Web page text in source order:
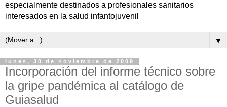
especialmente destinados a profesionales sanitarios
interesados en la salud infantojuvenil
▼
lunes, 30 de noviembre de 2009
Incorporación del informe técnico sobre
la gripe pandémica al catálogo de
Guiasalud